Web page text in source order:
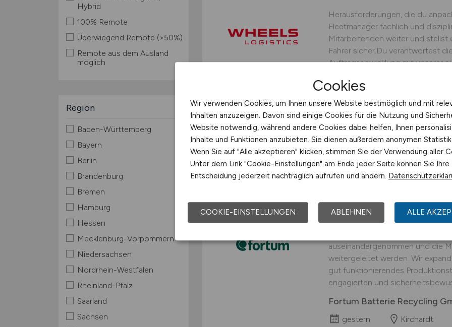
Hybrid
100% Remote
Überwiegend Remote (>50%)
Remote aus dem Ausland
möglich
Region
Baden-Württemberg
Bayern
Berlin
Brandenburg
Bremen
Hamburg
Hessen
Mecklenburg-Vorpommern
Niedersachsen
Nordrhein-Westfalen
Rheinland-Pfalz
Saarland
Sachsen
Herausforderungen, die du
Fleetmanager fachlich und
Mitarbeitenden weiter und stellst
Fahrer sicher.Du verantwortest
Auftragsabwicklung mit unserer
bedarfsgerechten Fahrereinsatz
operative Steuerung.Du...
WHEELS Logistics GmbH &
gestern Münster
TOP JOB
(w/m/d)
interessanter
An unserem Standort in
Prozessschritt durchgeführt, in
auseinandergenommen und die
weitergeleitet werden. Wir
gut funktionierendes
engagierten und
Fortum Batterie Recycling
gestern Kirchardt
Cookies
Wir verwenden Cookies, um Ihnen unsere Website bestmöglich und mit
Inhalten anzuzeigen. Davon sind einige Cookies für die Nutzung und
Website notwendig, während andere Cookies dabei helfen, Ihnen
Inhalte und Funktionen anzubieten. Sie dienen außerdem anonymen
Wenn Sie auf "Alle akzeptieren" klicken, stimmen Sie der Verwendung aller
Unter dem Link "Cookie-Einstellungen" am Ende jeder Seite können Sie Ihre
Entscheidung jederzeit nachträglich aufrufen und ändern.
COOKIE-EINSTELLUNGEN ABLEHNEN ALLE